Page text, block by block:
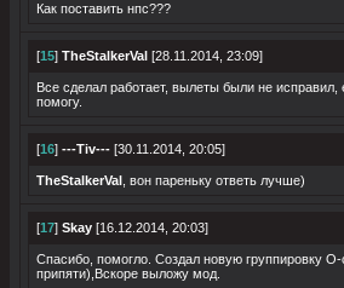
Как поставить нпс???
[15] TheStalkerVal [28.11.2014, 23:09]
Все сделал работает, вылеты были не
помогу.
[16] ---Tiv--- [30.11.2014, 20:05]
TheStalkerVal , вон пареньку ответь лучше)
[17] Skay [16.12.2014, 20:03]
Спасибо, помогло. Создал новую группировку О-
припяти),Вскоре выложу мод.